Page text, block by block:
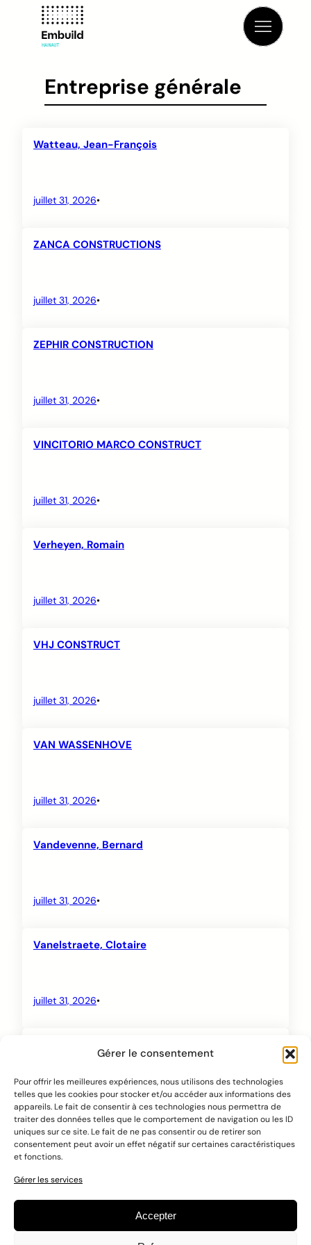
Gérer le consentement
Pour offrir les meilleures expériences, nous utilisons des technologies
telles que les cookies pour stocker et/ou accéder aux informations des
appareils. Le fait de consentir à ces technologies nous permettra de
traiter des données telles que le comportement de navigation ou les ID
uniques sur ce site. Le fait de ne pas consentir ou de retirer son
consentement peut avoir un effet négatif sur certaines caractéristiques
et fonctions.
Gérer les services
Accepter
contenu
Entreprise générale
Watteau, Jean-François
juillet 31, 2026•
ZANCA CONSTRUCTIONS
juillet 31, 2026•
ZEPHIR CONSTRUCTION
juillet 31, 2026•
VINCITORIO MARCO CONSTRUCT
juillet 31, 2026•
Verheyen, Romain
juillet 31, 2026•
VHJ CONSTRUCT
juillet 31, 2026•
VAN WASSENHOVE
juillet 31, 2026•
Vandevenne, Bernard
juillet 31, 2026•
Vanelstraete, Clotaire
juillet 31, 2026•
juillet 31, 2026•